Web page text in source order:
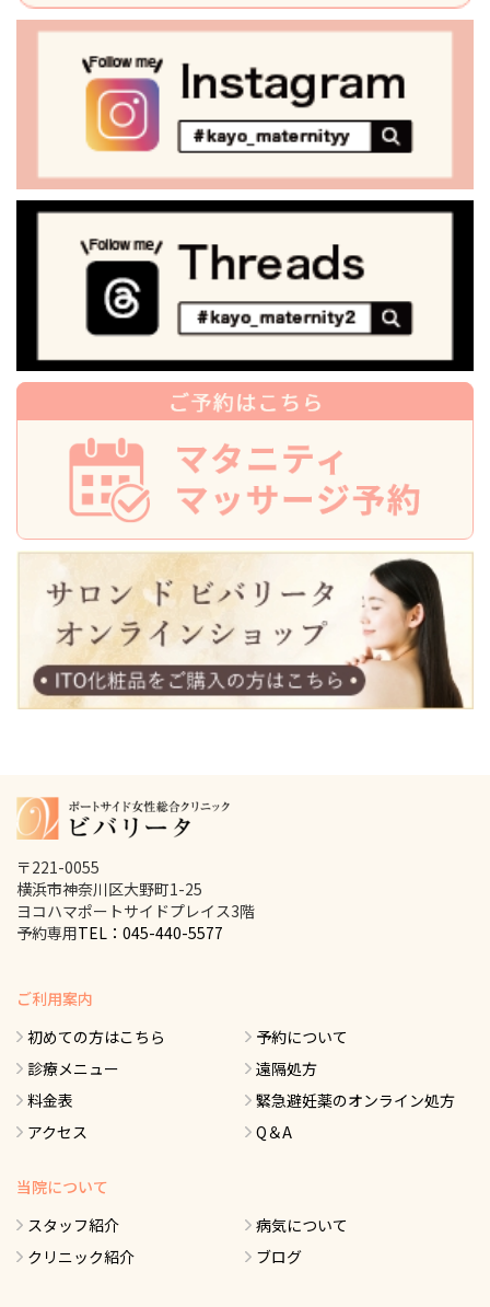
〒221-0055
横浜市神奈川区大野町1-25
ヨコハマポートサイドプレイス3階
予約専用TEL：045-440-5577
ご利用案内
初めての方はこちら
診療メニュー
料金表
アクセス
予約について
遠隔処方
緊急避妊薬のオンライン処方
Q＆A
当院について
スタッフ紹介
クリニック紹介
病気について
ブログ